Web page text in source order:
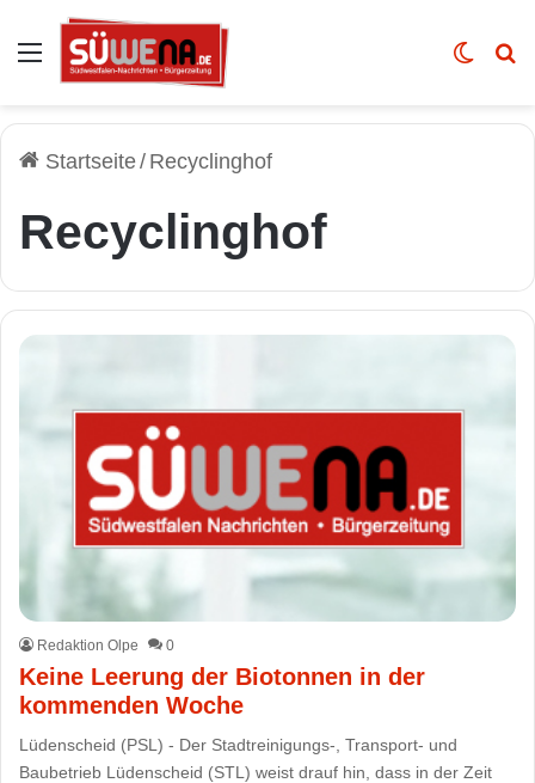
Auswahl Skin
Startseite/ Recyclinghof
Recyclinghof
Redaktion Olpe 0
Keine Leerung der Biotonnen in der
kommenden Woche
Lüdenscheid (PSL) - Der Stadtreinigungs-, Transport- und
Baubetrieb Lüdenscheid (STL) weist drauf hin, dass in der Zeit